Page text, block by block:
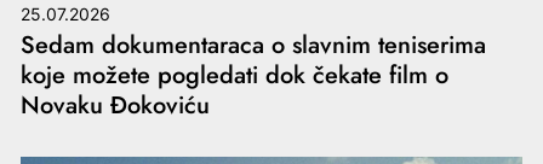
25.07.2026
Sedam dokumentaraca o slavnim teniserima
koje možete pogledati dok čekate film o
Novaku Đokoviću